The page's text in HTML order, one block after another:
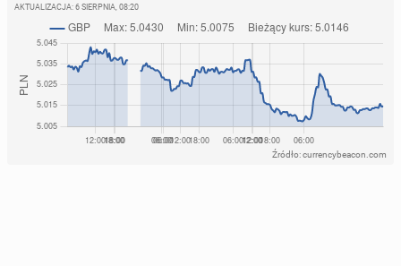
AKTUALIZACJA: 6 SIERPNIA, 08:20
Źródło: currencybeacon.com